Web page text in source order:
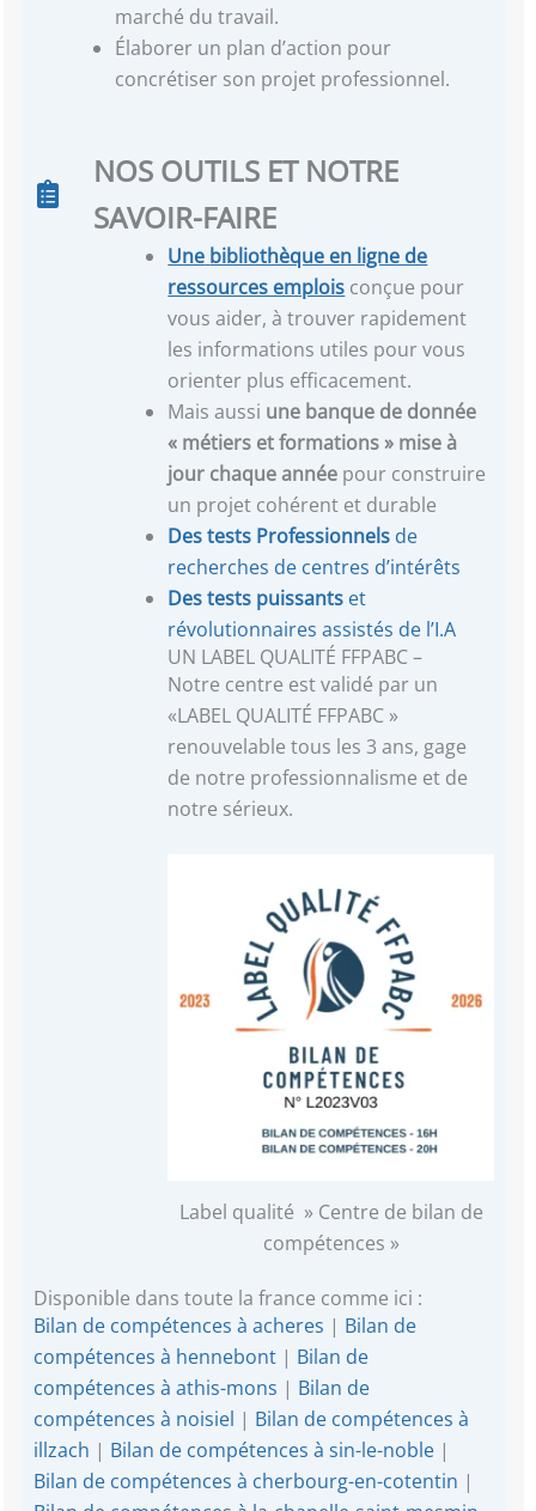
marché du travail.
Élaborer un plan d’action pour
concrétiser son projet professionnel.
NOS OUTILS ET NOTRE
SAVOIR-FAIRE
Une bibliothèque en ligne de
ressources emplois conçue pour
vous aider, à trouver rapidement
les informations utiles pour vous
orienter plus efficacement.
Mais aussi une banque de donnée
« métiers et formations » mise à
jour chaque année pour construire
un projet cohérent et durable
Des tests Professionnels de
recherches de centres d’intérêts
Des tests puissants et
révolutionnaires assistés de l’I.A
UN LABEL QUALITÉ FFPABC –
Notre centre est validé par un
«LABEL QUALITÉ FFPABC »
renouvelable tous les 3 ans, gage
de notre professionnalisme et de
notre sérieux.
Label qualité » Centre de bilan de
compétences »
Disponible dans toute la france comme ici :
Bilan de compétences à acheres | Bilan de
compétences à hennebont | Bilan de
compétences à athis-mons | Bilan de
compétences à noisiel | Bilan de compétences à
illzach | Bilan de compétences à sin-le-noble |
Bilan de compétences à cherbourg-en-cotentin |